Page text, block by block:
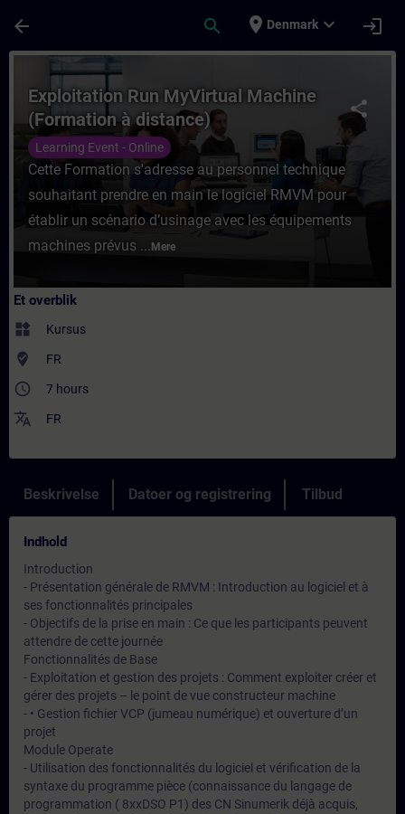
arrow_back search place Denmark expand_more login
Rute - Exploitation Run MyVirtual
share
Exploitation Run MyVirtual Machine
(Formation à distance)
Learning Event - Online
Cette Formation s'adresse au personnel technique
souhaitant prendre en main le logiciel RMVM pour
établir un scénario d’usinage avec les équipements
machines prévus ... Mere
Et overblik
widgets Kursus
where_to_vote FR
access_time 7 hours
translate FR
Beskrivelse Datoer og registrering Tilbud
Indhold
Introduction
- Présentation générale de RMVM : Introduction au logiciel et à
ses fonctionnalités principales
- Objectifs de la prise en main : Ce que les participants peuvent
attendre de cette journée
Fonctionnalités de Base
- Exploitation et gestion des projets : Comment exploiter créer et
gérer des projets – le point de vue constructeur machine
- • Gestion fichier VCP (jumeau numérique) et ouverture d’un
projet
Module Operate
- Utilisation des fonctionnalités du logiciel et vérification de la
syntaxe du programme pièce (connaissance du langage de
programmation ( 8xxDSO P1) des CN Sinumerik déjà acquis,